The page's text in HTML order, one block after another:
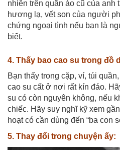
nhiên trên quần áo cũ của anh
hương lạ, vết son của người
chứng ngoại tình nếu bạn là
biết.
4. Thấy bao cao su trong đồ
Bạn thấy trong cặp, ví, túi
cao su cất ở nơi rất kín đáo.
su có còn nguyên không, nếu
chiếc. Hãy suy nghĩ kỹ xem
hoạt có cần dùng đến “ba con
5. Thay đổi trong chuyện ấy: